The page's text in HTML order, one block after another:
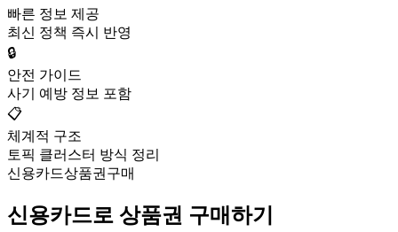
빠른 정보 제공
최신 정책 즉시 반영
🔒
안전 가이드
사기 예방 정보 포함
📋
체계적 구조
토픽 클러스터 방식 정리
신용카드상품권구매
신용카드로 상품권 구매하기